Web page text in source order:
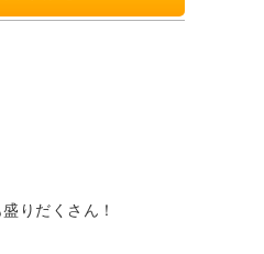
りだくさん！